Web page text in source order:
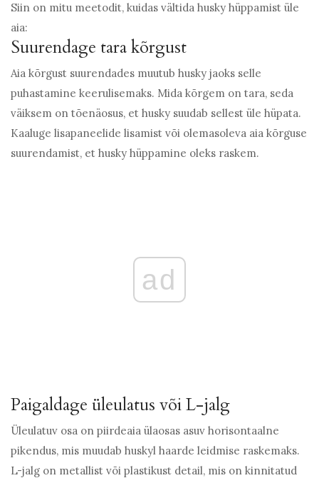
Siin on mitu meetodit, kuidas vältida husky hüppamist üle
aia:
Suurendage tara kõrgust
Aia kõrgust suurendades muutub husky jaoks selle
puhastamine keerulisemaks. Mida kõrgem on tara, seda
väiksem on tõenäosus, et husky suudab sellest üle hüpata.
Kaaluge lisapaneelide lisamist või olemasoleva aia kõrguse
suurendamist, et husky hüppamine oleks raskem.
ad
Paigaldage üleulatus või L-jalg
Üleulatuv osa on piirdeaia ülaosas asuv horisontaalne
pikendus, mis muudab huskyl haarde leidmise raskemaks.
L-jalg on metallist või plastikust detail, mis on kinnitatud